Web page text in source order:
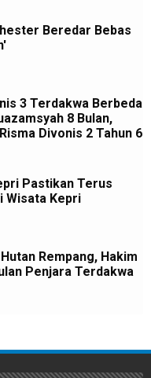
Beredar Bebas
3 Terdakwa Berbeda
8 Bulan,
Divonis 2 Tahun 6
Pastikan Terus
Wisata Kepri
Rempang, Hakim
Penjara Terdakwa